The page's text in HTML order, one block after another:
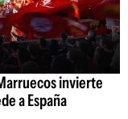
invierte
a España